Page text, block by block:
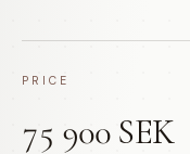
PRICE
75 900 SEK